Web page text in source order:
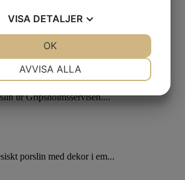
dekorerad med sep...
ur Gripsholmsservisen....
porslin med dekor i em...
VISA DETALJER
AVVISA ALLA
OK